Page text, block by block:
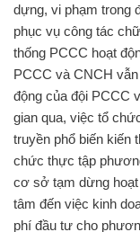
dựng, vi phạm trong
phục vụ công tác
thống PCCC hoạt
PCCC và CNCH
động của đội PCCC
gian qua, việc tổ
truyền phổ biến kiến
chức thực tập
cơ sở tạm dừng
tâm đến việc kinh
phí đầu tư cho